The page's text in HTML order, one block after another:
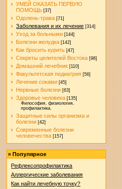
УМЕЙ ОКАЗАТЬ ПЕРВУЮ
ПОМОЩЬ [37]
Одолень-трава [71]
Заболевания и их лечение [314]
Уход за больными [144]
Болезни желудка [142]
Как бросить курить [47]
Секреты целителей Востока [98]
Домашний лечебник [110]
Факультетская педиатрия [56]
Лечение соками [45]
Нервные болезни [63]
Здоровье человека [135]
Философия, физиология,
профилактика.
Защитные силы организма и
болезни [42]
Современные болезни
человечества [157]
»Популярное
Рефлексопрофилактика
Аллергические заболевания
Как найти лечебную точку?